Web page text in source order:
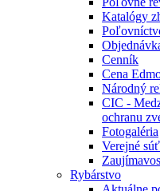
Katalógy
Cenník
Cena
Národný
CIC -
ochranu
Fotogaléria
Verejné
Rybárstvo